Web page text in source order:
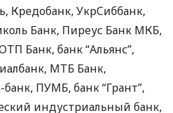
Кредобанк, УкрСиббанк,
Банк, Пиреус Банк МКБ,
Банк, банк “Альянс”,
МТБ Банк,
ПУМБ, банк “Грант”,
индустриальный банк,